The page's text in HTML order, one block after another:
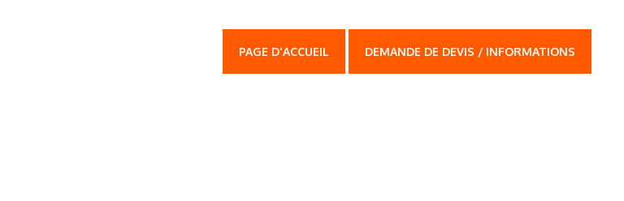
PAGE D'ACCUEIL DEMANDE DE DEVIS / INFORMATIONS